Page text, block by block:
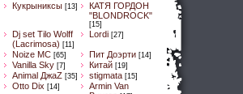
Кукрыниксы [13]
КАТЯ ГОРДОН
"BLONDROCK"
[15]
Dj set Tilo Wolff
(Lacrimosa) [11]
Lordi [27]
Noize MC [65] Пит Доэрти [14]
Vanilla Sky [7] Китай [19]
Animal ДжaZ [35] stigmata [15]
Otto Dix [14]
Armin Van